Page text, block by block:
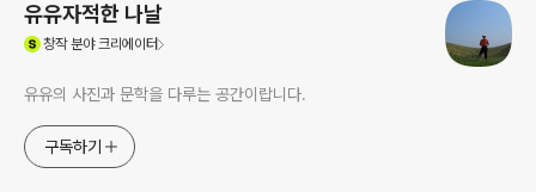
유유자적한 나날
창작분야 크리에이터
유유의 사진과 문학을 다루는 공간이랍니다.
구독하기